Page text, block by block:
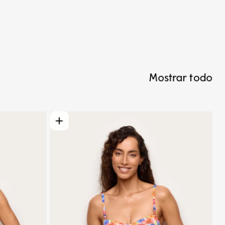
Mostrar todo
de una pieza con copas desmontables - Paloma
Elegir opciones: Traje de baño tipo